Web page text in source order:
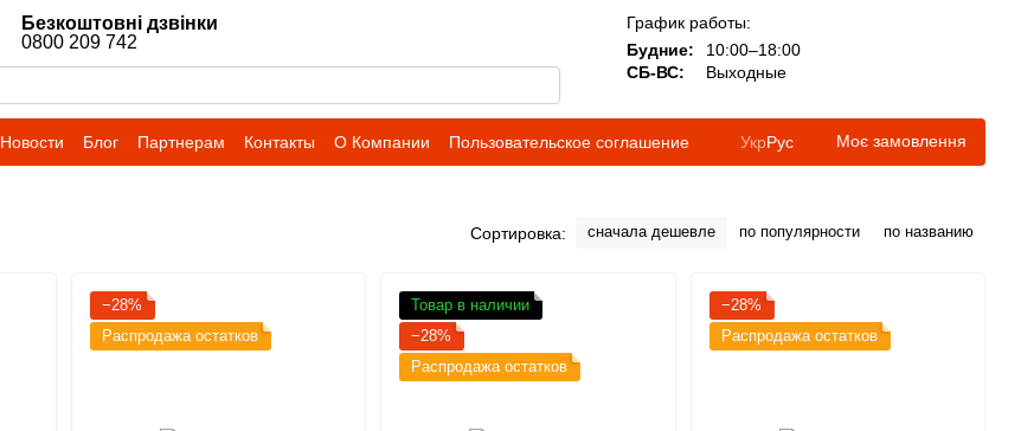
Безкоштовні дзвінки
0800 209 742
График работы:
Будние:
10:00–18:00
СБ-ВС:
Выходные
Новости Блог Партнерам Контакты О Компании Пользовательское соглашение УкрРус Моє замовлення
Сортировка: сначала дешевле по популярности по названию
−28%
Распродажа остатков
Товар в наличии
−28%
Распродажа остатков
−28%
Распродажа остатков